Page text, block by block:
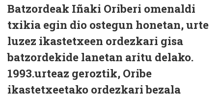
Batzordeak Iñaki Oriberi omenaldi
txikia egin dio ostegun honetan, urte
luzez ikastetxeen ordezkari gisa
batzordekide lanetan aritu delako.
1993.urteaz geroztik, Oribe
ikastetxeetako ordezkari bezala